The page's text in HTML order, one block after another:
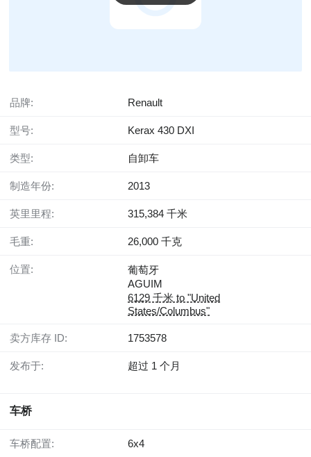
品牌: Renault
型号: Kerax 430 DXI
类型: 自卸车
制造年份: 2013
英里里程: 315,384 千米
毛重: 26,000 千克
位置:
葡萄牙
AGUIM
6129 千米 to "United
States/Columbus"
卖方库存 ID: 1753578
发布于: 超过 1 个月
车桥
车桥配置: 6x4